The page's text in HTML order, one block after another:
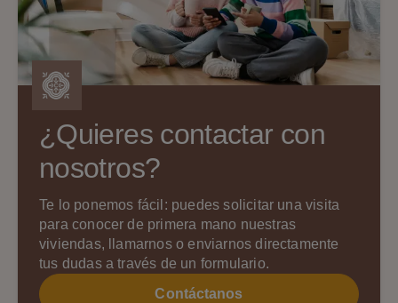
¿Quieres contactar con
nosotros?
Te lo ponemos fácil: puedes solicitar una visita
para conocer de primera mano nuestras
viviendas, llamarnos o enviarnos directamente
tus dudas a través de un formulario.
Contáctanos